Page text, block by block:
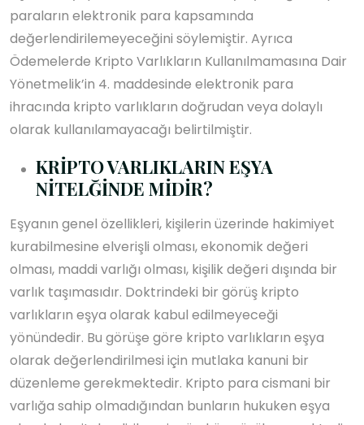
paraların elektronik para kapsamında
değerlendirilemeyeceğini söylemiştir. Ayrıca
Ödemelerde Kripto Varlıkların Kullanılmamasına Dair
Yönetmelik’in 4. maddesinde elektronik para
ihracında kripto varlıkların doğrudan veya dolaylı
olarak kullanılamayacağı belirtilmiştir.
KRİPTO VARLIKLARIN EŞYA
NİTELĞİNDE MİDİR?
Eşyanın genel özellikleri, kişilerin üzerinde hakimiyet
kurabilmesine elverişli olması, ekonomik değeri
olması, maddi varlığı olması, kişilik değeri dışında bir
varlık taşımasıdır. Doktrindeki bir görüş kripto
varlıkların eşya olarak kabul edilmeyeceği
yönündedir. Bu görüşe göre kripto varlıkların eşya
olarak değerlendirilmesi için mutlaka kanuni bir
düzenleme gerekmektedir. Kripto para cismani bir
varlığa sahip olmadığından bunların hukuken eşya